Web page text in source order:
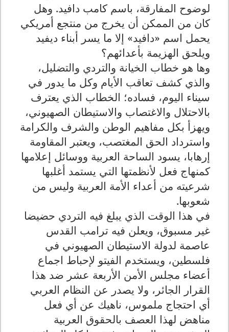
لوضوح المفارقة، باسم كامب دافيد. وهل
كان من الممكن أن يخرج من منتجع أمريكي
يحمل اسم «دافيد» إلا ما يسر أبناء ديفيد
ويلحق الهزيمة بأعدائهم؟
وها هو خطاب الخيانة والتردي والتضليل،
والذي كشف تعاقب الأيام وكل ما يدور في
سيناء اليوم، فساده؛ الخطاب الذي يعترف
بالاحتلال والاغتصاب والاستيطان الصهيوني،
ويهزأ بكل مفاهيم الوطن والشرف والكرامة
واسترداد الحق المغتصب، ويعتبر المقاومة
إرهابا، يسود الساحة العربية ووسائل إعلامها
كمنهاج فعل لأنظمتها التي يستمد أغلبها
شرعيته من أعداء الأمة العربية وليس من
شعوبها.
في هذا الوقت الذي يبلغ فيه التردي حضيضا
غير مسبوق، ويعلن فيه ترامب القدس
عاصمة لدولة الاستيطان الصهيوني في
فلسطين، ويستخدم الفيتو لإحباط اجماع
أعضاء مجلس الأمن الأربعة عشر ضد هذا
القرار الجائر، ولا يصدر عن النظام العربي
أي احتجاج ملموس، ناهيك عن أي فعل
مناهض لهذا العصف بالحقوق العربية